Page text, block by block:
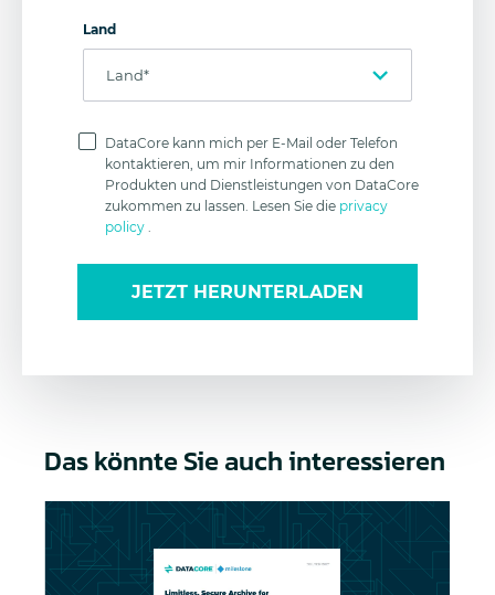
Land
DataCore kann mich per E-Mail oder Telefon
kontaktieren, um mir Informationen zu den
Produkten und Dienstleistungen von DataCore
zukommen zu lassen. Lesen Sie die privacy
policy .
JETZT HERUNTERLADEN
Das könnte Sie auch interessieren